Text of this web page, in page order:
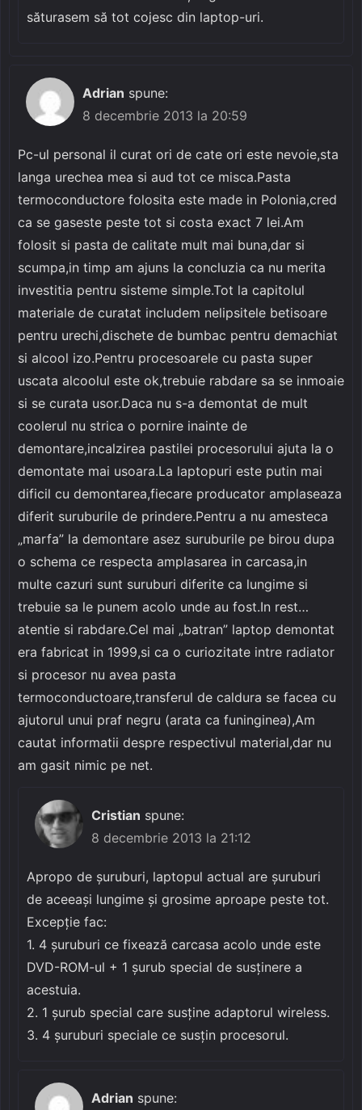
săturasem să tot cojesc din laptop-uri.
Adrian spune:
8 decembrie 2013 la 20:59
Pc-ul personal il curat ori de cate ori este nevoie,sta
langa urechea mea si aud tot ce misca.Pasta
termoconductore folosita este made in Polonia,cred
ca se gaseste peste tot si costa exact 7 lei.Am
folosit si pasta de calitate mult mai buna,dar si
scumpa,in timp am ajuns la concluzia ca nu merita
investitia pentru sisteme simple.Tot la capitolul
materiale de curatat includem nelipsitele betisoare
pentru urechi,dischete de bumbac pentru demachiat
si alcool izo.Pentru procesoarele cu pasta super
uscata alcoolul este ok,trebuie rabdare sa se inmoaie
si se curata usor.Daca nu s-a demontat de mult
coolerul nu strica o pornire inainte de
demontare,incalzirea pastilei procesorului ajuta la o
demontate mai usoara.La laptopuri este putin mai
dificil cu demontarea,fiecare producator amplaseaza
diferit suruburile de prindere.Pentru a nu amesteca
„marfa” la demontare asez suruburile pe birou dupa
o schema ce respecta amplasarea in carcasa,in
multe cazuri sunt suruburi diferite ca lungime si
trebuie sa le punem acolo unde au fost.In rest…
atentie si rabdare.Cel mai „batran” laptop demontat
era fabricat in 1999,si ca o curiozitate intre radiator
si procesor nu avea pasta
termoconductoare,transferul de caldura se facea cu
ajutorul unui praf negru (arata ca funinginea),Am
cautat informatii despre respectivul material,dar nu
am gasit nimic pe net.
Cristian spune:
8 decembrie 2013 la 21:12
Apropo de șuruburi, laptopul actual are șuruburi
de aceeași lungime și grosime aproape peste tot.
Excepție fac:
1. 4 șuruburi ce fixează carcasa acolo unde este
DVD-ROM-ul + 1 șurub special de susținere a
acestuia.
2. 1 șurub special care susține adaptorul wireless.
3. 4 șuruburi speciale ce susțin procesorul.
Adrian spune: